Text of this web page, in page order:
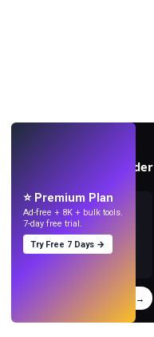
Skapa bakgrundsbilder
Prova →
⭐ Premium Plan
Ad-free + 8K + bulk tools.
7-day free trial.
Try Free 7 Days →